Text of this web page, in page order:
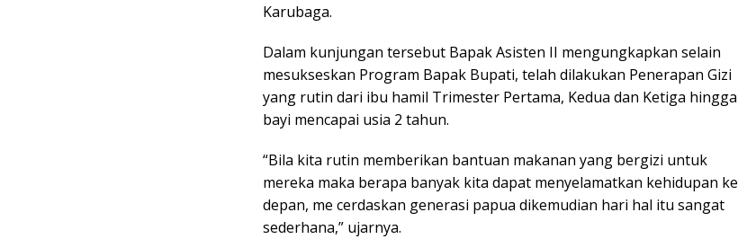
Karubaga.
Dalam kunjungan tersebut Bapak Asisten II mengungkapkan selain
mesukseskan Program Bapak Bupati, telah dilakukan Penerapan Gizi
yang rutin dari ibu hamil Trimester Pertama, Kedua dan Ketiga hingga
bayi mencapai usia 2 tahun.
“Bila kita rutin memberikan bantuan makanan yang bergizi untuk
mereka maka berapa banyak kita dapat menyelamatkan kehidupan ke
depan, me cerdaskan generasi papua dikemudian hari hal itu sangat
sederhana,” ujarnya.